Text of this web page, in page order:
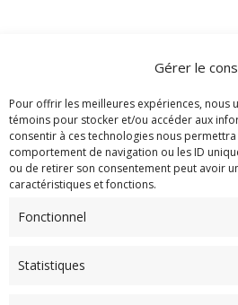
Gérer le
Pour offrir les meilleures expériences, nous
témoins pour stocker et/ou accéder aux
consentir à ces technologies nous
comportement de navigation ou les ID
ou de retirer son consentement peut avoir
caractéristiques et fonctions.
Fonctionnel
Statistiques